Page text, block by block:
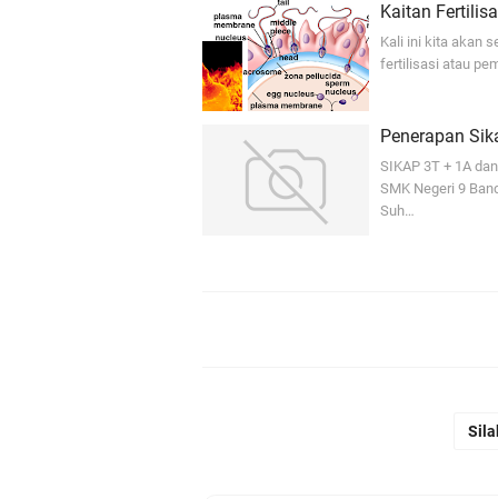
Kaitan
Kali ini kita akan
fertilisasi atau
Penerapan
SIKAP 3T + 1A
SMK Negeri 9
Suh…